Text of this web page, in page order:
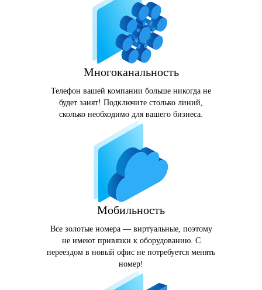
Многоканальность
Телефон вашей компании больше никогда не
будет занят! Подключите столько линий,
сколько необходимо для вашего бизнеса.
Мобильность
Все золотые номера — виртуальные, поэтому
не имеют привязки к оборудованию. С
переездом в новый офис не потребуется менять
номер!